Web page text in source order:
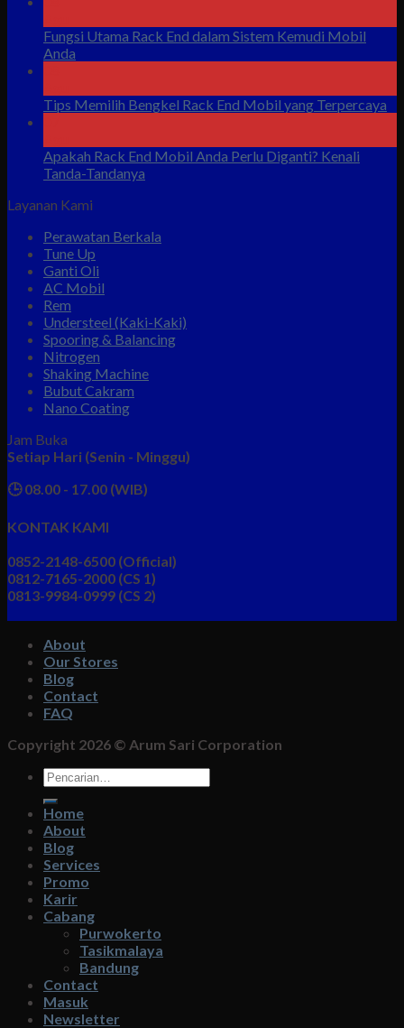
Fungsi Utama Rack End dalam Sistem Kemudi Mobil
Anda
Tips Memilih Bengkel Rack End Mobil yang Terpercaya
Apakah Rack End Mobil Anda Perlu Diganti? Kenali
Tanda-Tandanya
Layanan Kami
Perawatan Berkala
Tune Up
Ganti Oli
AC Mobil
Rem
Understeel (Kaki-Kaki)
Spooring & Balancing
Nitrogen
Shaking Machine
Bubut Cakram
Nano Coating
Jam Buka
Setiap Hari (Senin - Minggu)
🕒 08.00 - 17.00 (WIB)
KONTAK KAMI
0852-2148-6500 (Official)
0812-7165-2000 (CS 1)
0813-9984-0999 (CS 2)
About
Our Stores
Blog
Contact
FAQ
Copyright 2026 © Arum Sari Corporation
Pencarian
untuk:
Home
About
Blog
Services
Promo
Karir
Cabang
Purwokerto
Tasikmalaya
Bandung
Contact
Masuk
Newsletter